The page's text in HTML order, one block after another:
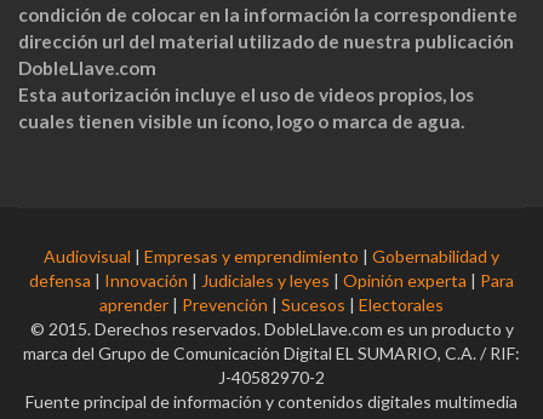
condición de colocar en la información la correspondiente
dirección url del material utilizado de nuestra publicación
DobleLlave.com
Esta autorización incluye el uso de videos propios, los
cuales tienen visible un ícono, logo o marca de agua.
Audiovisual | Empresas y emprendimiento | Gobernabilidad y
defensa | Innovación | Judiciales y leyes | Opinión experta | Para
aprender | Prevención | Sucesos | Electorales
© 2015. Derechos reservados. DobleLlave.com es un producto y
marca del Grupo de Comunicación Digital EL SUMARIO, C.A. / RIF:
J-40582970-2
Fuente principal de información y contenidos digitales multimedia